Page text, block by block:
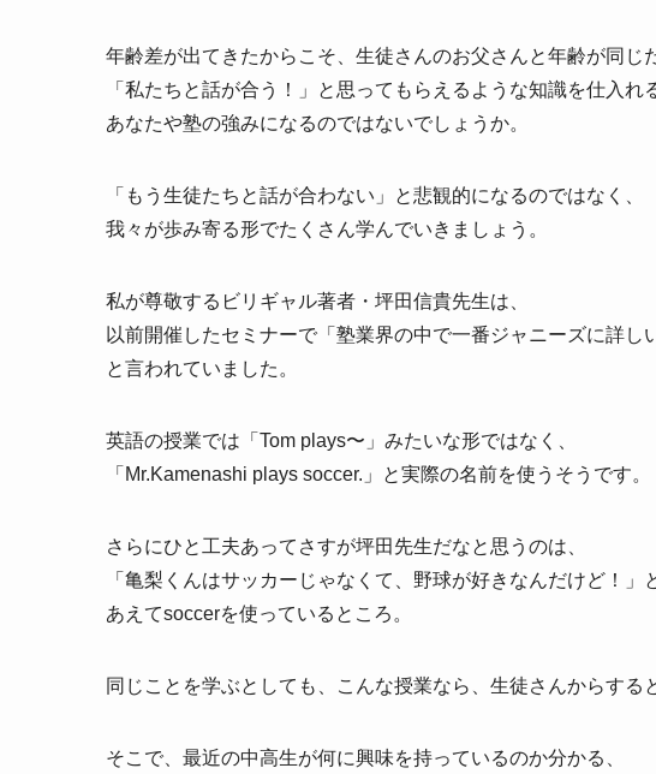
年齢差が出てきたからこそ、生徒さんのお父さんと年齢が同じ
「私たちと話が合う！」と思ってもらえるような知識を仕入れ
あなたや塾の強みになるのではないでしょうか。
「もう生徒たちと話が合わない」と悲観的になるのではなく、
我々が歩み寄る形でたくさん学んでいきましょう。
私が尊敬するビリギャル著者・坪田信貴先生は、
以前開催したセミナーで「塾業界の中で一番ジャニーズに詳し
と言われていました。
英語の授業では「Tom plays〜」みたいな形ではなく、
「Mr.Kamenashi plays soccer.」と実際の名前を使うそうです。
さらにひと工夫あってさすが坪田先生だなと思うのは、
「亀梨くんはサッカーじゃなくて、野球が好きなんだけど！」
あえてsoccerを使っているところ。
同じことを学ぶとしても、こんな授業なら、生徒さんからする
そこで、最近の中高生が何に興味を持っているのか分かる、